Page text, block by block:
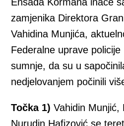
zamjenika Direktora
Vahidina Munjića,
Federalne uprave
sumnje, da su u
nedjelovanjem počinili
Točka 1) Vahidin Munjić,
Nurudin Hafizović se